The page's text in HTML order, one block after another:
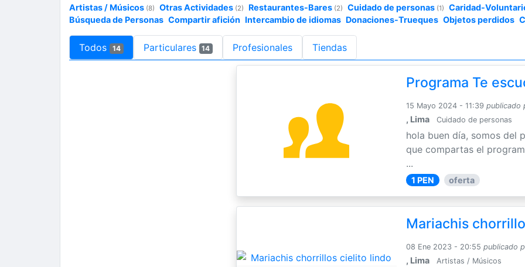
Artistas / Músicos (8) Otras Actividades (2) Restaurantes-Bares (2) Cuidado de personas (1)
Caridad-
Búsqueda de Personas Compartir afición Intercambio de idiomas Donaciones-Trueques Objetos perdidos
Todos 14 Particulares 14 Profesionales Tiendas
Programa Te
15 Mayo 2024 - 11:39 publicado
, Lima Cuidado de personas
hola buen día, somos del
que compartas el
...
1 PEN oferta
Mariachis
08 Ene 2023 - 20:55 publicado
, Lima Artistas / Músicos